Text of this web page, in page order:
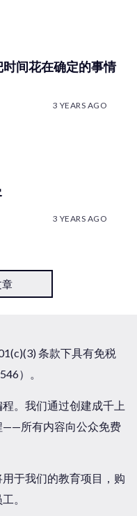
时间花在确定的事情
3 YEARS AGO
3 YEARS AGO
章
条款下具有免税
）。
。我们通过创建成千上
——所有内容向公众免费
于我们的教育项目，购
。